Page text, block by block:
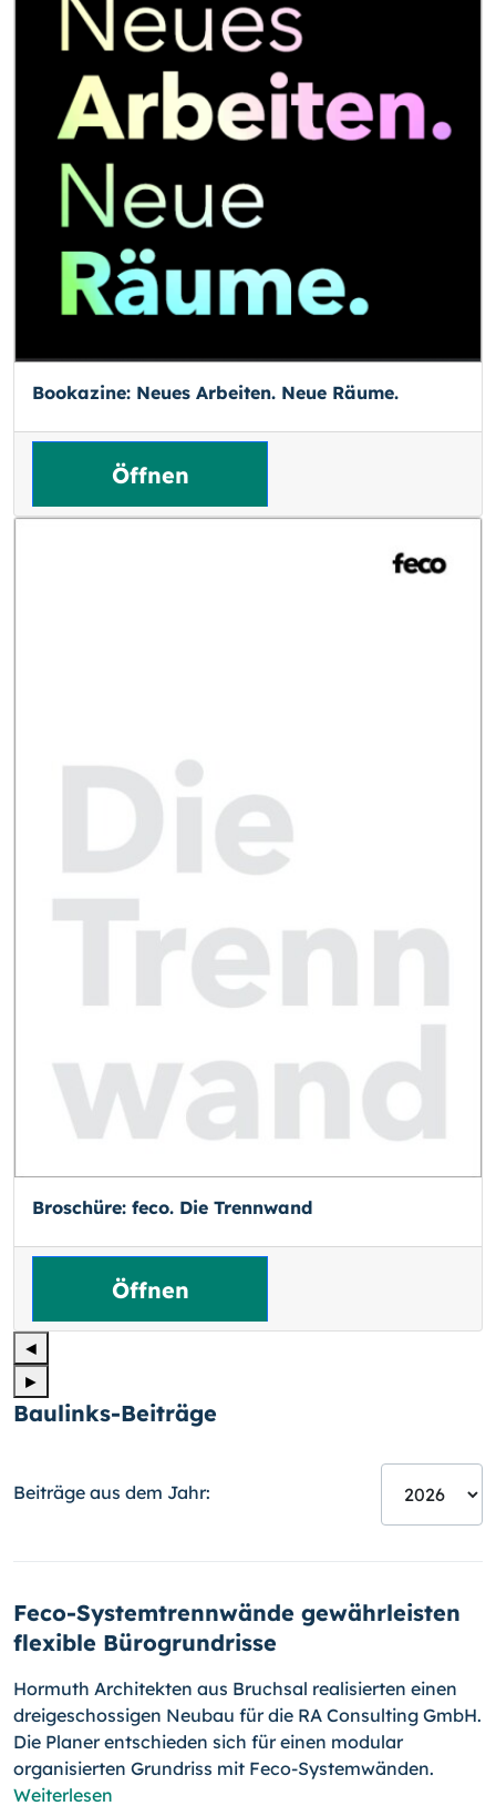
Bookazine: Neues Arbeiten. Neue Räume.
Öffnen
Broschüre: feco. Die Trennwand
Öffnen
◄
►
Baulinks-Beiträge
Beiträge aus dem Jahr:
Feco-Systemtrennwände gewährleisten
flexible Bürogrundrisse
Hormuth Architekten aus Bruchsal realisierten einen
dreigeschossigen Neubau für die RA Consulting GmbH.
Die Planer entschieden sich für einen modular
organisierten Grundriss mit Feco-Systemwänden.
Weiterlesen